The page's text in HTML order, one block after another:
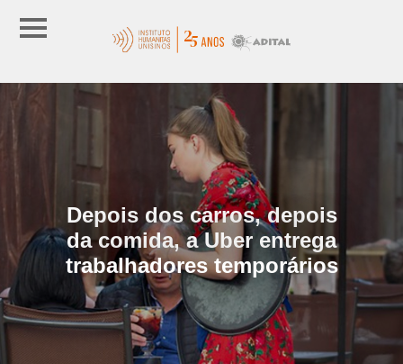
Depois dos carros, depois
da comida, a Uber entrega
trabalhadores temporários